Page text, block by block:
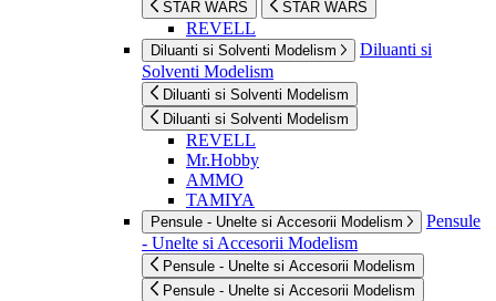
STAR WARS STAR WARS
REVELL
Diluanti si Solventi Modelism
Diluanti si
Solventi Modelism
Diluanti si Solventi Modelism
Diluanti si Solventi Modelism
REVELL
Mr.Hobby
AMMO
TAMIYA
Pensule - Unelte si Accesorii Modelism
Pensule
- Unelte si Accesorii Modelism
Pensule - Unelte si Accesorii Modelism
Pensule - Unelte si Accesorii Modelism